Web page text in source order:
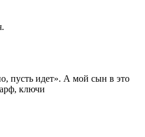
пусть идет». А мой сын в это
ключи